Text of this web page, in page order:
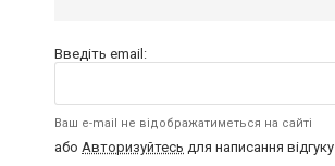
Введіть email:
Ваш e-mail не відображатиметься на сайті
або Авторизуйтесь для написання відгуку